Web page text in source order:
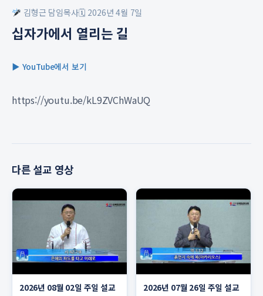
김형근 담임목사🗓 2026년 4월 7일
십자가에서 열리는 길
▶ YouTube에서 보기
https://youtu.be/kL9ZVChWaUQ
다른 설교 영상
2026년 08월 02일 주일 설교
2026년 07월 26일 주일 설교